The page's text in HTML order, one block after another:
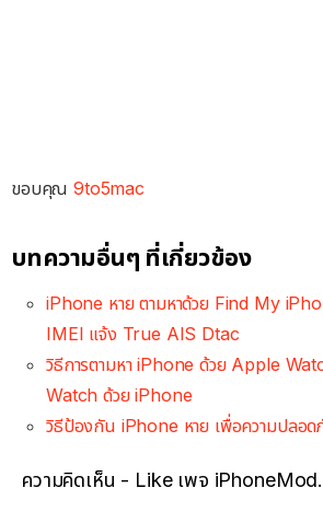
ขอบคุณ9to5mac
บทความอื่นๆ ที่เกี่ยวข้อง
iPhone หาย ตามหาด้วย Find My
IMEI แจ้ง True AIS Dtac
วิธีการตามหา iPhone ด้วย Apple
Watch ด้วย iPhone
วิธีป้องกัน iPhone หาย เพื่อความปลอ
ความคิดเห็น - Like เพจ